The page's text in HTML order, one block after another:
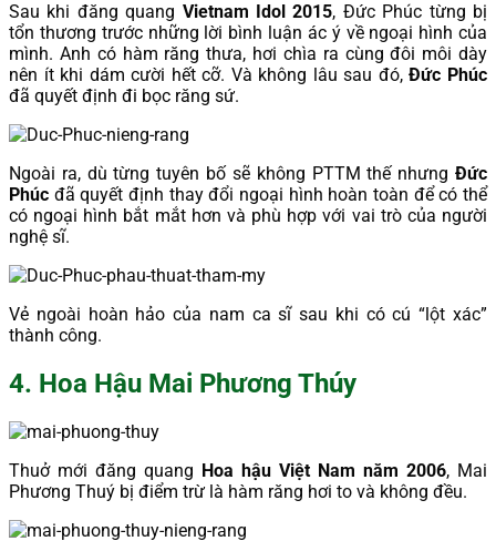
Sau khi đăng quang Vietnam Idol 2015, Đức Phúc từng bị
tổn thương trước những lời bình luận ác ý về ngoại hình của
mình. Anh có hàm răng thưa, hơi chìa ra cùng đôi môi dày
nên ít khi dám cười hết cỡ. Và không lâu sau đó,Đức Phúc
đã quyết định đi bọc răng sứ.
Ngoài ra, dù từng tuyên bố sẽ không PTTM thế nhưng Đức
Phúc đã quyết định thay đổi ngoại hình hoàn toàn để có thể
có ngoại hình bắt mắt hơn và phù hợp với vai trò của người
nghệ sĩ.
Vẻ ngoài hoàn hảo của nam ca sĩ sau khi có cú “lột xác”
thành công.
4. Hoa Hậu Mai Phương Thúy
Thuở mới đăng quang Hoa hậu Việt Nam năm 2006, Mai
Phương Thuý bị điểm trừ là hàm răng hơi to và không đều.